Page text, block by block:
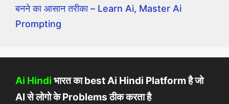
बनने का आसान तरीका – Learn Ai, Master Ai
Prompting
Ai Hindi भारत का best Ai Hindi Platform है जो
AI से लोगो के Problems ठीक करता है